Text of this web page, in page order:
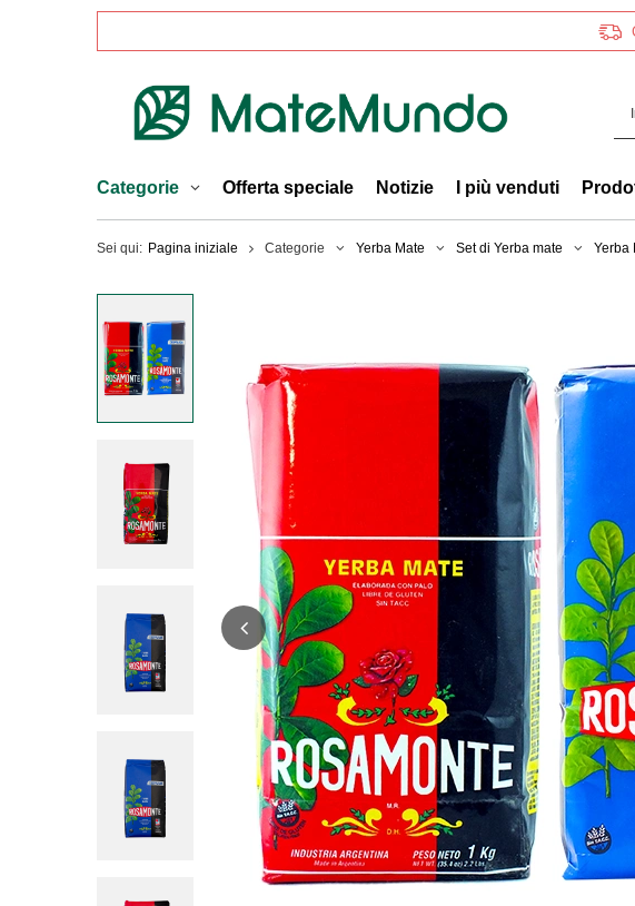
Categorie Offerta speciale Notizie I più venduti
Sei qui: Pagina iniziale Categorie Yerba Mate Set di Yerba mate Yerba